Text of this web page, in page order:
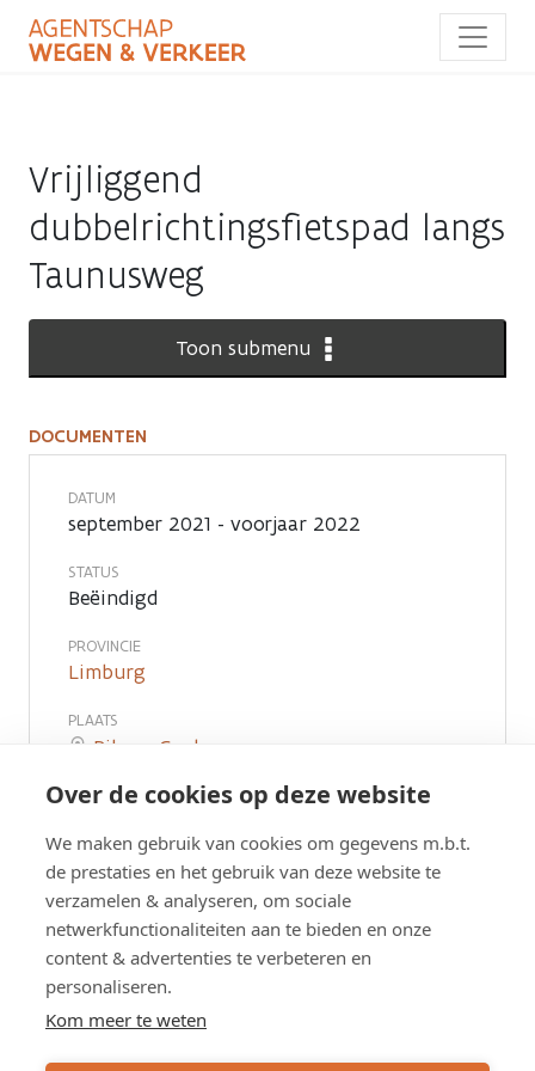
Over de cookies op deze website
We maken gebruik van cookies om gegevens m.b.t.
de prestaties en het gebruik van deze website te
verzamelen & analyseren, om sociale
netwerkfunctionaliteiten aan te bieden en onze
content & advertenties te verbeteren en
personaliseren.
Kom meer te weten
naar
Vrijliggend
dubbelrichtingsfietspad langs
Taunusweg
Toon submenu
Documenten
DOCUMENTEN
DATUM
september 2021 - voorjaar 2022
STATUS
Beëindigd
PROVINCIE
Limburg
PLAATS
Bilzen Genk
WEG
PRESENTATIE ONLINE INFOSESSIE 7
JANUARI 2021